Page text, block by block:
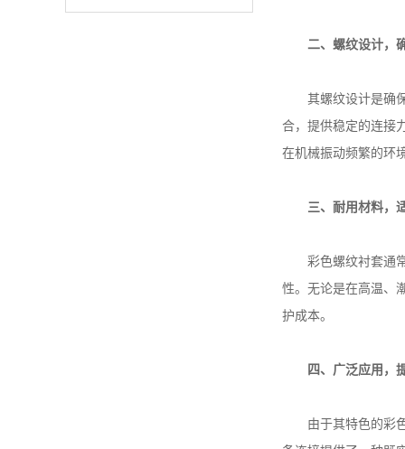
二、螺纹设计，
其螺纹设计是确保
合，提供稳定的连接
在机械振动频繁的环
三、耐用材料，
彩色螺纹衬套通常
性。无论是在高温、
护成本。
四、广泛应用，
由于其特色的彩色